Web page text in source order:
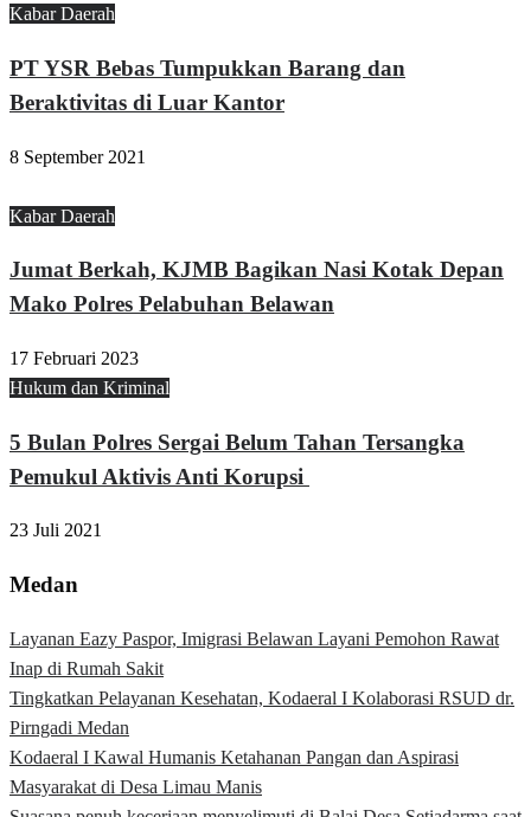
Kabar Daerah
PT YSR Bebas Tumpukkan Barang dan
Beraktivitas di Luar Kantor
8 September 2021
Kabar Daerah
Jumat Berkah, KJMB Bagikan Nasi Kotak Depan
Mako Polres Pelabuhan Belawan
17 Februari 2023
Hukum dan Kriminal
5 Bulan Polres Sergai Belum Tahan Tersangka
Pemukul Aktivis Anti Korupsi
23 Juli 2021
Medan
Layanan Eazy Paspor, Imigrasi Belawan Layani Pemohon Rawat
Inap di Rumah Sakit
Tingkatkan Pelayanan Kesehatan, Kodaeral I Kolaborasi RSUD dr.
Pirngadi Medan‎
Kodaeral I Kawal Humanis Ketahanan Pangan dan Aspirasi
Masyarakat di Desa Limau Manis